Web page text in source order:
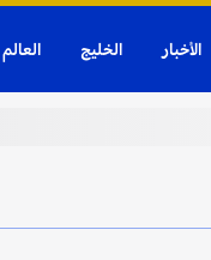
الأخبار الخليج العالم